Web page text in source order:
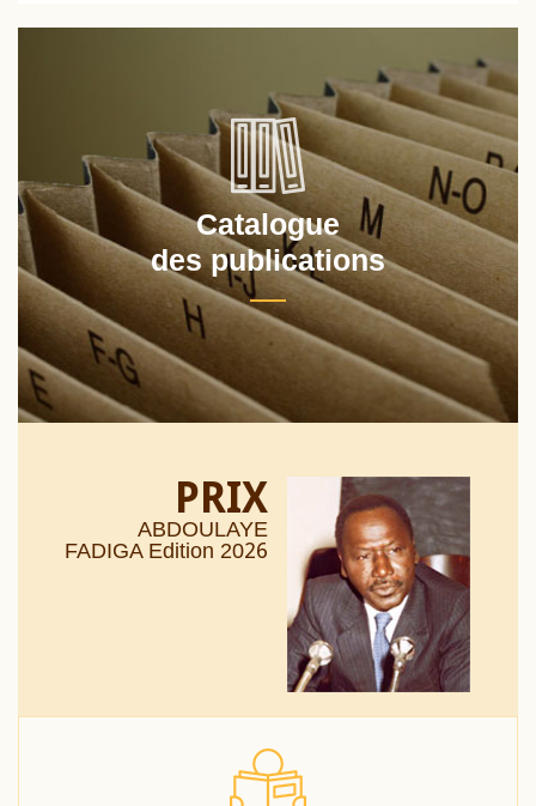
Catalogue
des publications
PRIX
ABDOULAYE
FADIGA Edition 2026